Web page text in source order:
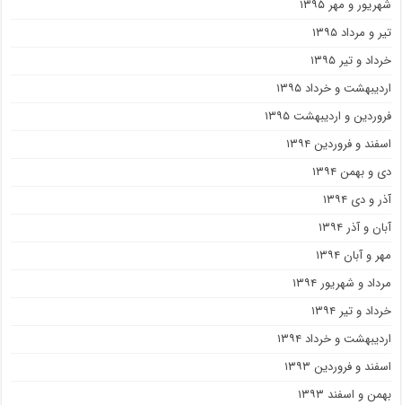
شهریور و مهر ۱۳۹۵
تیر و مرداد ۱۳۹۵
خرداد و تیر ۱۳۹۵
اردیبهشت و خرداد ۱۳۹۵
فروردین و اردیبهشت ۱۳۹۵
اسفند و فروردین ۱۳۹۴
دی و بهمن ۱۳۹۴
آذر و دی ۱۳۹۴
آبان و آذر ۱۳۹۴
مهر و آبان ۱۳۹۴
مرداد و شهریور ۱۳۹۴
خرداد و تیر ۱۳۹۴
اردیبهشت و خرداد ۱۳۹۴
اسفند و فروردین ۱۳۹۳
بهمن و اسفند ۱۳۹۳